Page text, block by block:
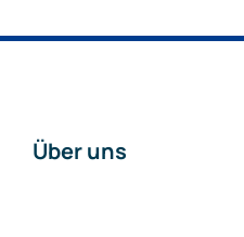
Über uns